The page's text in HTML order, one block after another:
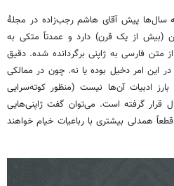
سال‌ها پیش آقای هاشم رجب‌زاده در مجلۀ
(بیش از یک قرن) دارد و عمدتاً متکی به
متن فارسی به ژاپنی برگردانده شده. دقیق
این امر دخیل بوده یا نه. چون در ممالکی
ادبیات آن‌ها نیست (منظور کوته‌سرایی
قرار گرفته است. می‌توان گفت ژاپنی‌هایی
قطعاً همدلی بیشتری با رباعیات خیام خواهند